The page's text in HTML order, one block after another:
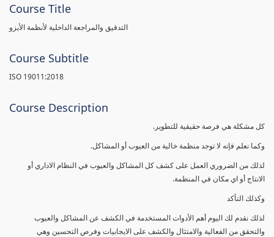
Course Title
التدقيق والمراجعة الداخلية لأنظمة الأيزو
Course Subtitle
ISO 19011:2018
Course Description
كل مشكلة هي فرصة حقيقية للتطوير.
وكما نعلم فإنه لا توجد منظمة خالية من العيوب أو المشاكل.
لذلك من الضروري العمل على كشف كل المشاكل والعيوب في النظام الاداري أو
الانتاج أو اي مكان في المنظمة.
وكذلك التأكد
لذلك نقدم لك اليوم أهم الأدوات المستخدمة في الكشف عن المشاكل والعيوب
والتحقق من الفعالية والامتثال والكشف على الايجابيات وفرص التحسين وهي